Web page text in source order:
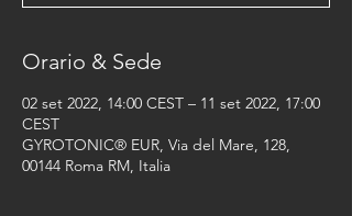
Orario & Sede
02 set 2022, 14:00 CEST – 11 set 2022, 17:00
CEST
GYROTONIC® EUR, Via del Mare, 128,
00144 Roma RM, Italia